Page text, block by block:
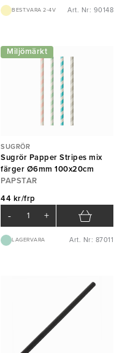
BEST.VARA 2-4V Art. Nr: 90148
Miljömärkt
SUGRÖR
Sugrör Papper Stripes mix
färger Ø6mm 100x20cm
PAPSTAR
44 kr/frp
- +
LAGERVARA Art. Nr: 87011